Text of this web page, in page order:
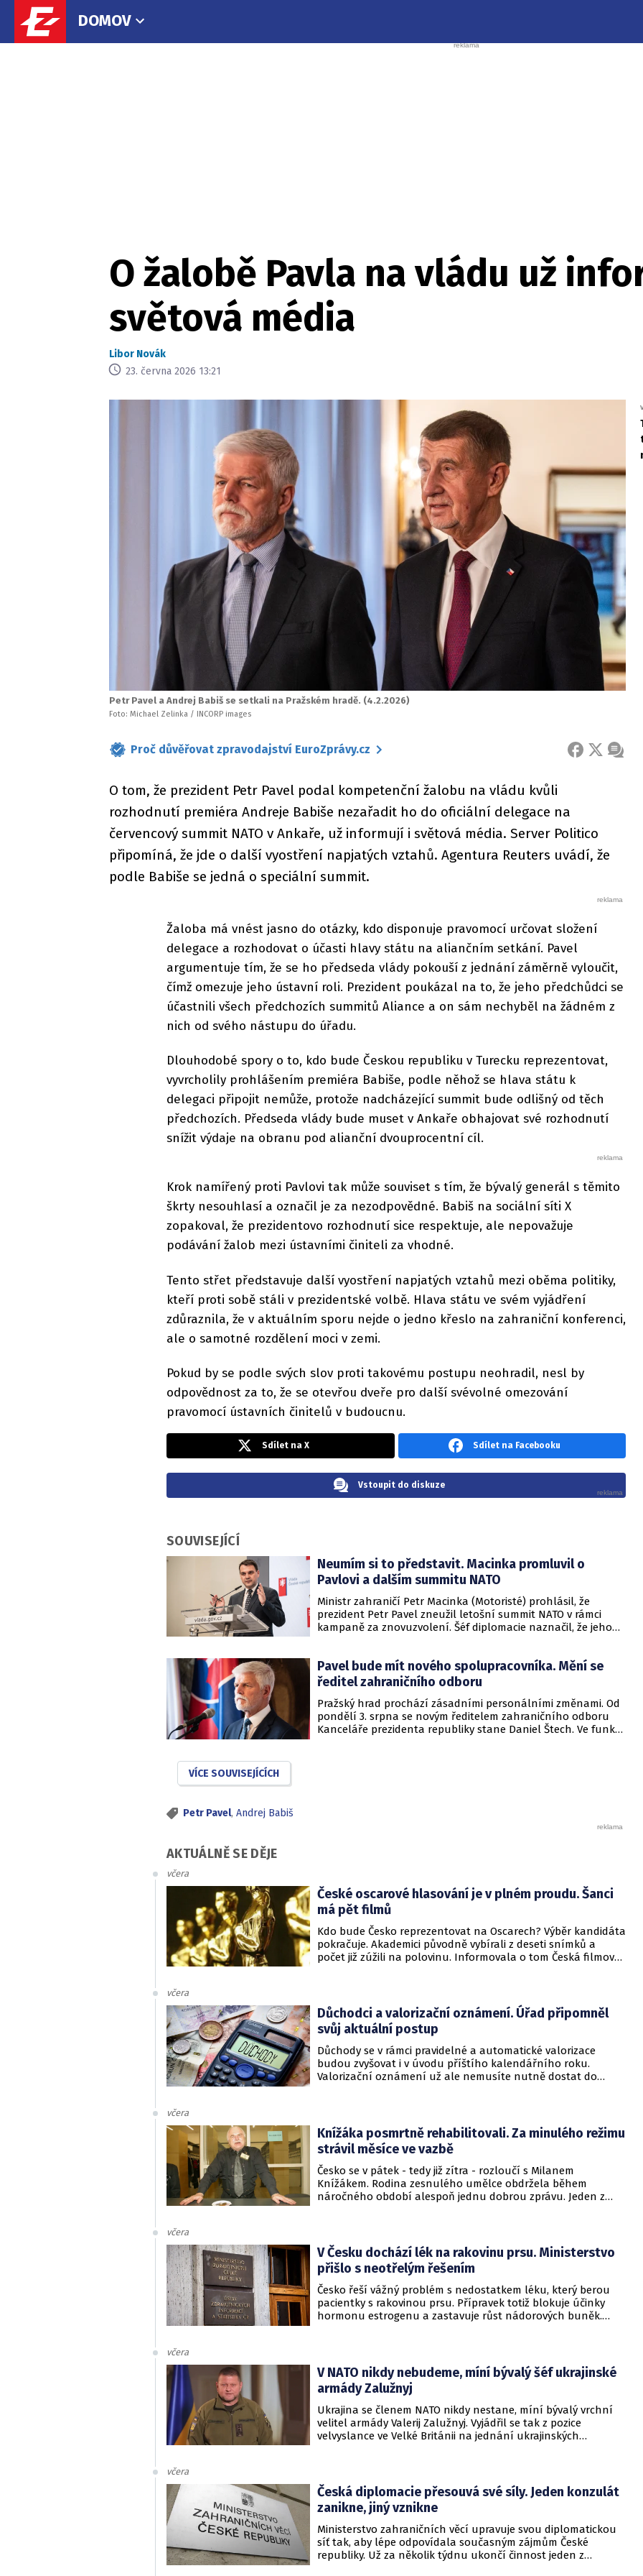
DOMOV
O žalobě Pavla na vládu už
světová média
Libor Novák
23. června 2026 13:21
Petr Pavel a Andrej Babiš se setkali na Pražském hradě. (4.2.2026)
Foto: Michael Zelinka / INCORP images
Proč důvěřovat zpravodajství EuroZprávy.cz FACEBOOK
X
O tom, že prezident Petr Pavel podal kompetenční žalobu na vládu kvůli
rozhodnutí premiéra Andreje Babiše nezařadit ho do oficiální delegace na
červencový summit NATO v Ankaře, už informují i světová média. Server Politico
připomíná, že jde o další vyostření napjatých vztahů. Agentura Reuters uvádí, že
podle Babiše se jedná o speciální summit.
Žaloba má vnést jasno do otázky, kdo disponuje pravomocí určovat složení
delegace a rozhodovat o účasti hlavy státu na aliančním setkání. Pavel
argumentuje tím, že se ho předseda vlády pokouší z jednání záměrně vyloučit,
čímž omezuje jeho ústavní roli. Prezident poukázal na to, že jeho předchůdci se
účastnili všech předchozích summitů Aliance a on sám nechyběl na žádném z
nich od svého nástupu do úřadu.
Dlouhodobé spory o to, kdo bude Českou republiku v Turecku reprezentovat,
vyvrcholily prohlášením premiéra Babiše, podle něhož se hlava státu k
delegaci připojit nemůže, protože nadcházející summit bude odlišný od těch
předchozích. Předseda vlády bude muset v Ankaře obhajovat své rozhodnutí
snížit výdaje na obranu pod alianční dvouprocentní cíl.
Krok namířený proti Pavlovi tak může souviset s tím, že bývalý generál s těmito
škrty nesouhlasí a označil je za nezodpovědné. Babiš na sociální síti X
zopakoval, že prezidentovo rozhodnutí sice respektuje, ale nepovažuje
podávání žalob mezi ústavními činiteli za vhodné.
Tento střet představuje další vyostření napjatých vztahů mezi oběma politiky,
kteří proti sobě stáli v prezidentské volbě. Hlava státu ve svém vyjádření
zdůraznila, že v aktuálním sporu nejde o jedno křeslo na zahraniční konferenci,
ale o samotné rozdělení moci v zemi.
Pokud by se podle svých slov proti takovému postupu neohradil, nesl by
odpovědnost za to, že se otevřou dveře pro další svévolné omezování
pravomocí ústavních činitelů v budoucnu.
Sdílet na X Sdílet na Facebooku
Vstoupit do diskuze
SOUVISEJÍCÍ
Neumím si to představit. Macinka promluvil o
Pavlovi a dalším summitu NATO
Ministr zahraničí Petr Macinka (Motoristé) prohlásil, že
prezident Petr Pavel zneužil letošní summit NATO v rámci
kampaně za znovuzvolení. Šéf diplomacie naznačil, že jeho
Pavel bude mít nového spolupracovníka. Mění se
ředitel zahraničního odboru
Pražský hrad prochází zásadními personálními změnami. Od
pondělí 3. srpna se novým ředitelem zahraničního odboru
Kanceláře prezidenta republiky stane Daniel Štech. Ve funkci
VÍCE SOUVISEJÍCÍCH
Petr Pavel, Andrej Babiš
AKTUÁLNĚ SE DĚJE
včera
České oscarové hlasování je v plném proudu. Šanci
má pět filmů
Kdo bude Česko reprezentovat na Oscarech? Výběr kandidáta
pokračuje. Akademici původně vybírali z deseti snímků a
počet již zúžili na polovinu. Informovala o tom Česká filmová
včera
Důchodci a valorizační oznámení. Úřad připomněl
svůj aktuální postup
Důchody se v rámci pravidelné a automatické valorizace
budou zvyšovat i v úvodu příštího kalendářního roku.
Valorizační oznámení už ale nemusíte nutně dostat do
včera
Knížáka posmrtně rehabilitovali. Za minulého režimu
strávil měsíce ve vazbě
Česko se v pátek - tedy již zítra - rozloučí s Milanem
Knížákem. Rodina zesnulého umělce obdržela během
náročného období alespoň jednu dobrou zprávu. Jeden z
včera
V Česku dochází lék na rakovinu prsu. Ministerstvo
přišlo s neotřelým řešením
Česko řeší vážný problém s nedostatkem léku, který berou
pacientky s rakovinou prsu. Přípravek totiž blokuje účinky
hormonu estrogenu a zastavuje růst nádorových buněk.
včera
V NATO nikdy nebudeme, míní bývalý šéf ukrajinské
armády Zalužnyj
Ukrajina se členem NATO nikdy nestane, míní bývalý vrchní
velitel armády Valerij Zalužnyj. Vyjádřil se tak z pozice
velvyslance ve Velké Británii na jednání ukrajinských
včera
Česká diplomacie přesouvá své síly. Jeden konzulát
zanikne, jiný vznikne
Ministerstvo zahraničních věcí upravuje svou diplomatickou
síť tak, aby lépe odpovídala současným zájmům České
republiky. Už za několik týdnu ukončí činnost jeden z